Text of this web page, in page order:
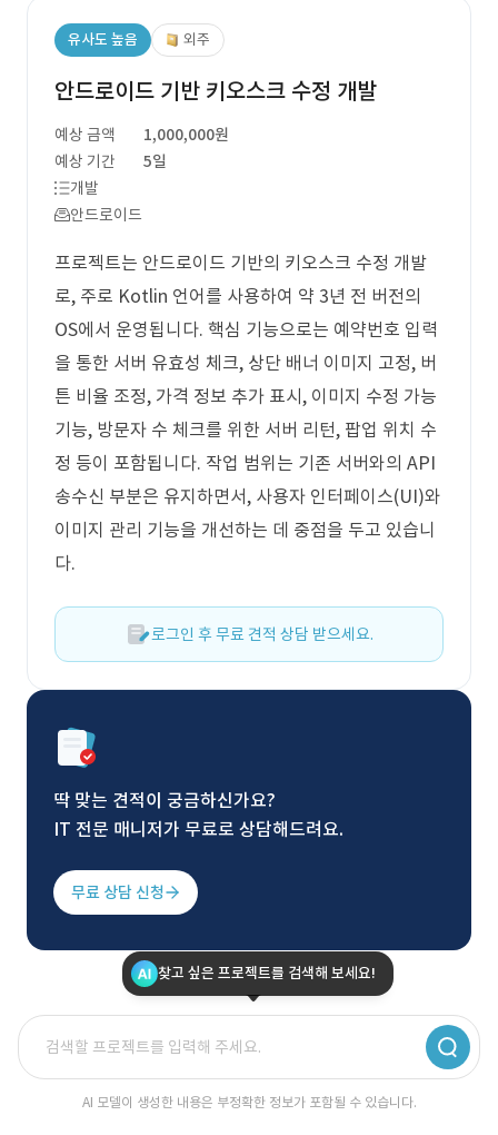
유사도 높음 외주
안드로이드 기반 키오스크 수정 개발
예상 금액
1,000,000원
예상 기간
5일
개발
안드로이드
프로젝트는 안드로이드 기반의 키오스크 수정 개발
로, 주로 Kotlin 언어를 사용하여 약 3년 전 버전의
OS에서 운영됩니다. 핵심 기능으로는 예약번호 입력
을 통한 서버 유효성 체크, 상단 배너 이미지 고정, 버
튼 비율 조정, 가격 정보 추가 표시, 이미지 수정 가능
기능, 방문자 수 체크를 위한 서버 리턴, 팝업 위치 수
정 등이 포함됩니다. 작업 범위는 기존 서버와의 API
송수신 부분은 유지하면서, 사용자 인터페이스(UI)와
이미지 관리 기능을 개선하는 데 중점을 두고 있습니
다.
로그인 후 무료 견적 상담 받으세요.
딱 맞는 견적이 궁금하신가요?
IT 전문 매니저가 무료로 상담해드려요.
무료 상담 신청
찾고 싶은 프로젝트를 검색해 보세요!
AI 모델이 생성한 내용은 부정확한 정보가 포함될 수 있습니다.